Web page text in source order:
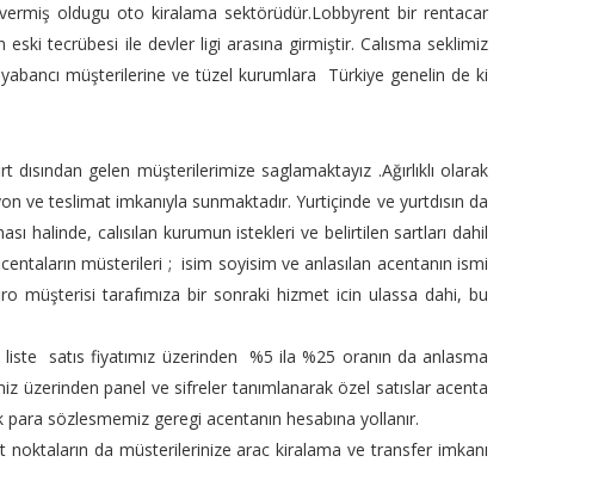
oldugu oto kiralama sektörüdür.Lobbyrent bir rentacar
tecrübesi ile devler ligi arasına girmiştir. Calısma seklimiz
müşterilerine ve tüzel kurumlara Türkiye genelin de ki
gelen müşterilerimize saglamaktayız .Ağırlıklı olarak
teslimat imkanıyla sunmaktadır. Yurtiçinde ve yurtdısın da
halinde, calısılan kurumun istekleri ve belirtilen sartları dahil
müsterileri ; isim soyisim ve anlasılan acentanın ismi
müşterisi tarafımıza bir sonraki hizmet icin ulassa dahi, bu
satıs fiyatımız üzerinden %5 ila %25 oranın da anlasma
üzerinden panel ve sifreler tanımlanarak özel satıslar acenta
sözlesmemiz geregi acentanın hesabına yollanır.
da müsterilerinize arac kiralama ve transfer imkanı